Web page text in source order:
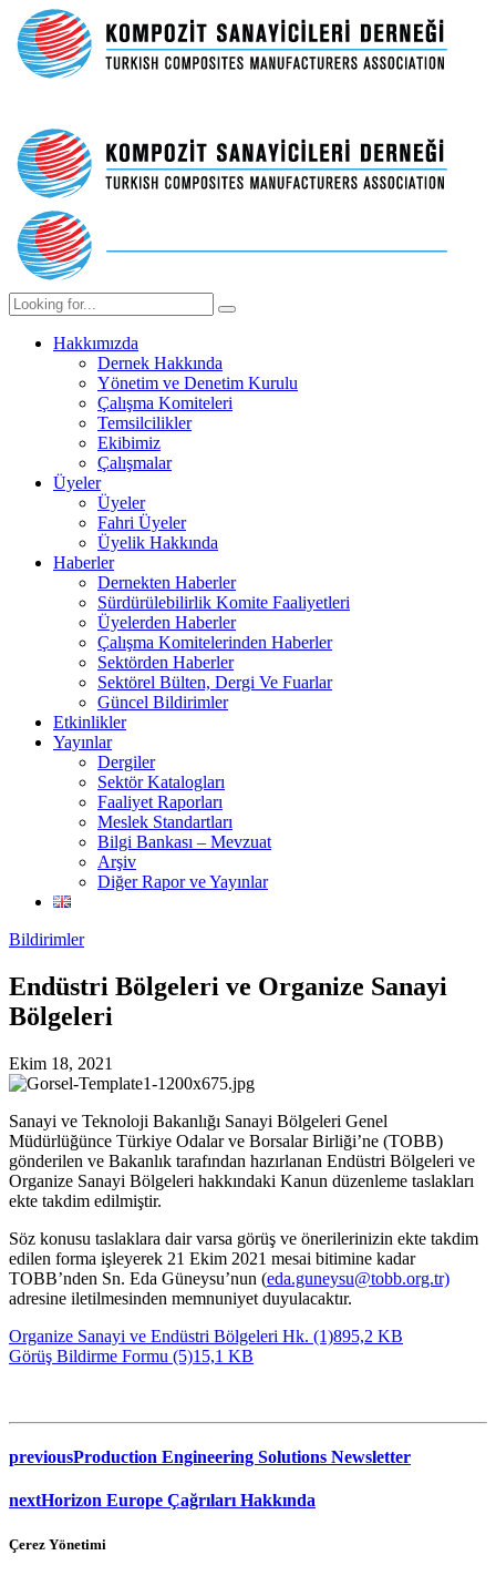
Hakkımızda
Dernek Hakkında
Yönetim ve Denetim Kurulu
Çalışma Komiteleri
Temsilcilikler
Ekibimiz
Çalışmalar
Üyeler
Üyeler
Fahri Üyeler
Üyelik Hakkında
Haberler
Dernekten Haberler
Sürdürülebilirlik Komite Faaliyetleri
Üyelerden Haberler
Çalışma Komitelerinden Haberler
Sektörden Haberler
Sektörel Bülten, Dergi Ve Fuarlar
Güncel Bildirimler
Etkinlikler
Yayınlar
Dergiler
Sektör Katalogları
Faaliyet Raporları
Meslek Standartları
Bilgi Bankası – Mevzuat
Arşiv
Diğer Rapor ve Yayınlar
Bildirimler
Endüstri Bölgeleri ve Organize Sanayi
Bölgeleri
Ekim 18, 2021
Sanayi ve Teknoloji Bakanlığı Sanayi Bölgeleri Genel
Müdürlüğünce Türkiye Odalar ve Borsalar Birliği’ne (TOBB)
gönderilen ve Bakanlık tarafından hazırlanan Endüstri Bölgeleri ve
Organize Sanayi Bölgeleri hakkındaki Kanun düzenleme taslakları
ekte takdim edilmiştir.
Söz konusu taslaklara dair varsa görüş ve önerilerinizin ekte takdim
edilen forma işleyerek 21 Ekim 2021 mesai bitimine kadar
TOBB’nden Sn. Eda Güneysu’nun (eda.guneysu@tobb.org.tr)
adresine iletilmesinden memnuniyet duyulacaktır.
Organize Sanayi ve Endüstri Bölgeleri Hk. (1)895,2 KB
Görüş Bildirme Formu (5)15,1 KB
previousProduction Engineering Solutions Newsletter
nextHorizon Europe Çağrıları Hakkında
Çerez Yönetimi